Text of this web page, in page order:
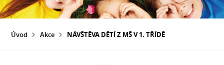
Úvod Akce NÁVŠTĚVA DĚTÍ Z MŠ V 1. TŘÍDĚ